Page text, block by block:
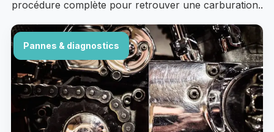
procédure complète pour retrouver une carburation..
Pannes & diagnostics